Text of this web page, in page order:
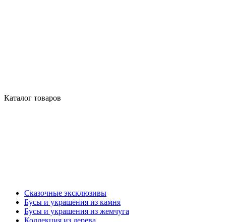
Каталог товаров
Сказочные эксклюзивы
Бусы и украшения из камня
Бусы и украшения из жемчуга
Коллекция из дерева